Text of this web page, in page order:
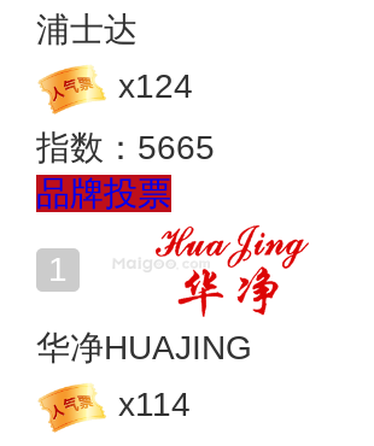
浦士达
x124
指数： 5665
品牌投票
华净HUAJING
x114